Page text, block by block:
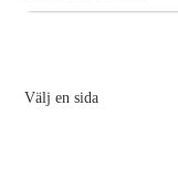
Välj en sida